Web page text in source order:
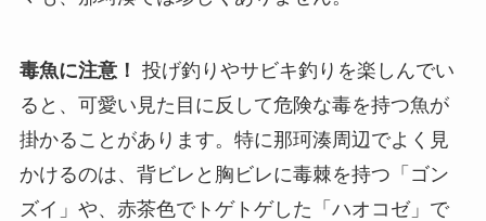
毒魚に注意！ 投げ釣りやサビキ釣りを楽しんでい
ると、可愛い見た目に反して危険な毒を持つ魚が
掛かることがあります。特に那珂湊周辺でよく見
かけるのは、背ビレと胸ビレに毒棘を持つ「ゴン
ズイ」や、赤茶色でトゲトゲした「ハオコゼ」で